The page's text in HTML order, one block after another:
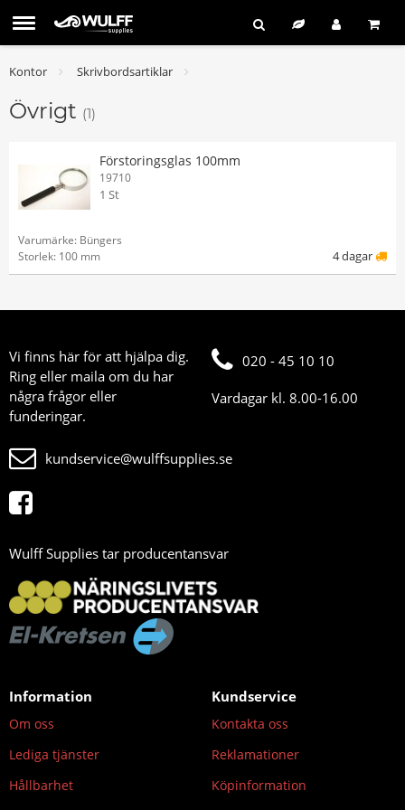
Kontor Skrivbordsartiklar
Övrigt (1)
Förstoringsglas 100mm
19710
1 St
Varumärke: Büngers
Storlek: 100 mm
4 dagar
Vi finns här för att hjälpa dig.
Ring eller maila om du har
några frågor eller
funderingar.
020 - 45 10 10
Vardagar kl. 8.00-16.00
kundservice@wulffsupplies.se
Wulff Supplies tar producentansvar
Information
Om oss
Lediga tjänster
Hållbarhet
Kundservice
Kontakta oss
Reklamationer
Köpinformation